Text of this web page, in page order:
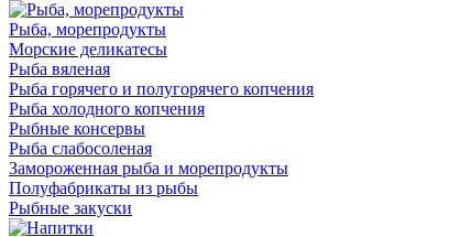
Рыба, морепродукты
Морские деликатесы
Рыба вяленая
Рыба горячего и полугорячего копчения
Рыба холодного копчения
Рыбные консервы
Рыба слабосоленая
Замороженная рыба и морепродукты
Полуфабрикаты из рыбы
Рыбные закуски